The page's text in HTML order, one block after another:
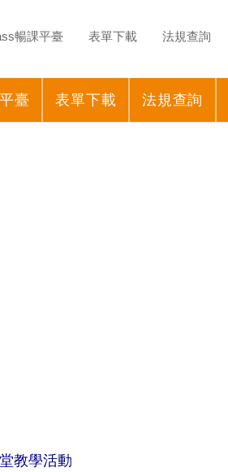
暢課平臺 表單下載 法規查詢
臺 表單下載 法規查詢
教學活動